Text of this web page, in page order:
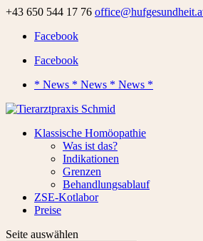
+43 650 544 17 76
Facebook
Facebook
* News * News * News *
Klassische Homöopathie
Was ist das?
Indikationen
Grenzen
Behandlungsablauf
ZSE-Kotlabor
Preise
Seite auswählen